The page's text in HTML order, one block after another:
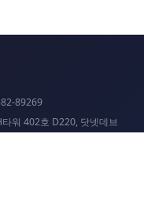
89269
워 402호 D220, 닷넷데브